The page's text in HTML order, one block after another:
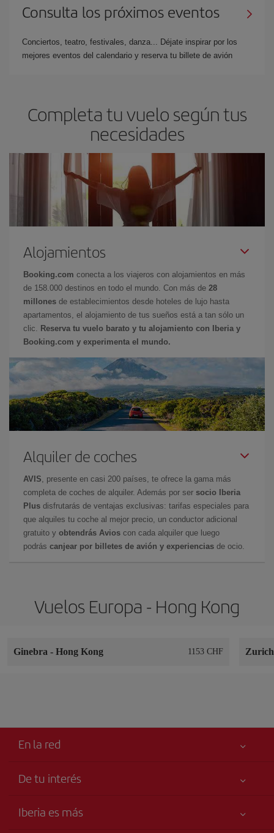
Consulta los próximos eventos
Conciertos, teatro, festivales, danza... Déjate inspirar por los
mejores eventos del calendario y reserva tu billete de avión
Completa tu vuelo según tus
necesidades
Alojamientos
Booking.com conecta a los viajeros con alojamientos en más
de 158.000 destinos en todo el mundo. Con más de 28
millones de establecimientos desde hoteles de lujo hasta
apartamentos, el alojamiento de tus sueños está a tan sólo un
clic.
Reserva tu vuelo barato y tu alojamiento con Iberia y
Booking.com y experimenta el mundo.
Alquiler de coches
AVIS , presente en casi 200 países, te ofrece la gama más
completa de coches de alquiler. Además por ser socio Iberia
Plus disfrutarás de ventajas exclusivas: tarifas especiales para
que alquiles tu coche al mejor precio, un conductor adicional
gratuito y obtendrás Avios con cada alquiler que luego
podrás canjear por billetes de avión y experiencias de ocio.
Vuelos Europa - Hong Kong
Ginebra - Hong Kong 1153 CHF
En la red
De tu interés
Accesibilidad
Iberia es más